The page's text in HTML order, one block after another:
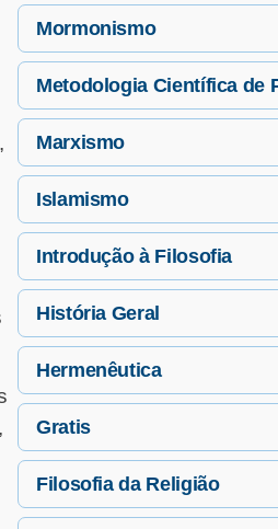
Mormonismo
Metodologia Científica de
Marxismo
Islamismo
Introdução à Filosofia
História Geral
Hermenêutica
Gratis
Filosofia da Religião